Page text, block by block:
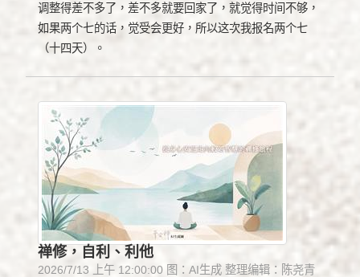
调整得差不多了，差不多就要回家了，就觉得时间不够，
如果两个七的话，觉受会更好，所以这次我报名两个七
（十四天）。
禅修，自利、利他
2026/7/13 上午 12:00:00 图：AI生成 整理编辑：陈尧青